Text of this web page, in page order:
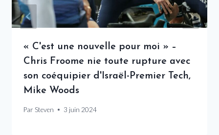
« C'est une nouvelle pour moi » –
Chris Froome nie toute rupture avec
son coéquipier d'Israël-Premier Tech,
Mike Woods
Par Steven 3 juin 2024